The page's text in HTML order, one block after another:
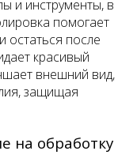
и инструменты, в
помогает
остаться после
красивый
внешний вид,
защищая
на обработку